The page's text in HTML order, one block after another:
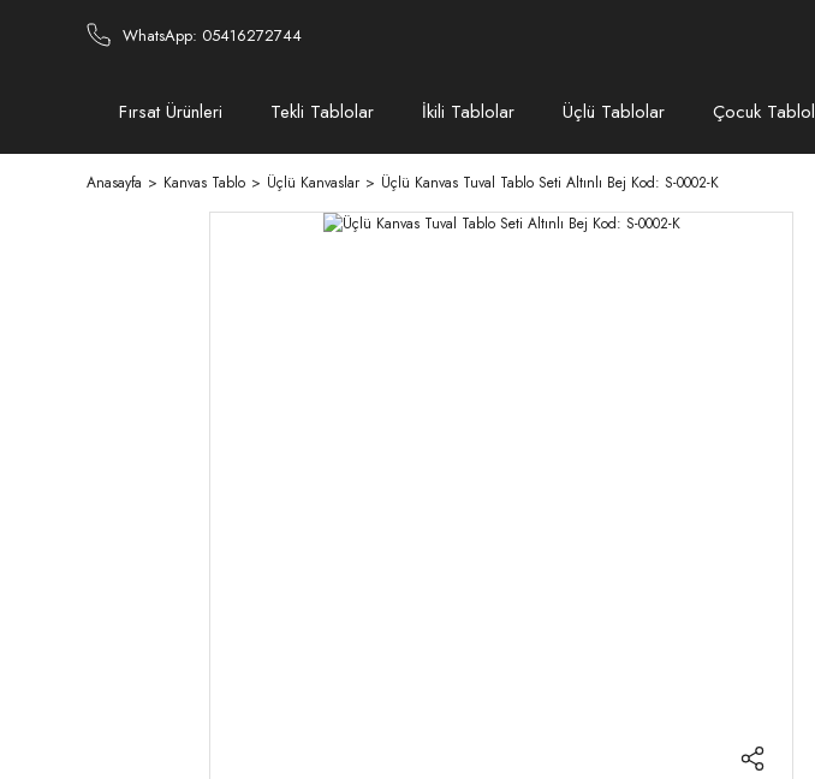
WhatsApp: 05416272744
Fırsat Ürünleri Tekli Tablolar İkili Tablolar Üçlü Tablolar Çocuk
Anasayfa Kanvas Tablo Üçlü Kanvaslar Üçlü Kanvas Tuval Tablo Seti Altınlı Bej Kod: S-0002-K